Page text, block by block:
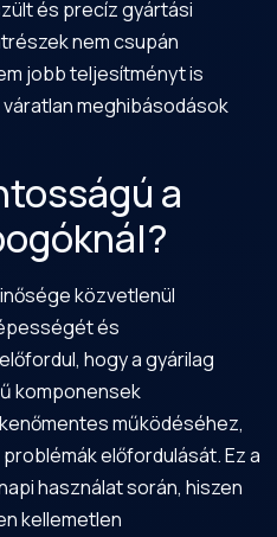
és precíz gyártási
nem csupán
jobb teljesítményt is
meghibásodások
a
közvetlenül
és
hogy a gyárilag
komponensek
működéséhez,
előfordulását. Ez a
használat során, hiszen
kellemetlen